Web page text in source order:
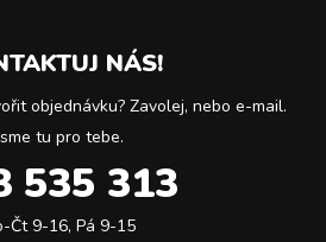
NÁS!
objednávku? Zavolej, nebo e-mail.
tu pro tebe.
535 313
Čt 9-16, Pá 9-15